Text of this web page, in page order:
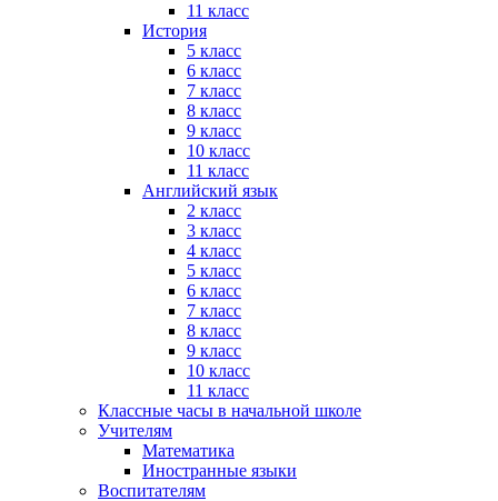
11 класс
История
5 класс
6 класс
7 класс
8 класс
9 класс
10 класс
11 класс
Английский язык
2 класс
3 класс
4 класс
5 класс
6 класс
7 класс
8 класс
9 класс
10 класс
11 класс
Классные часы в начальной школе
Учителям
Математика
Иностранные языки
Воспитателям